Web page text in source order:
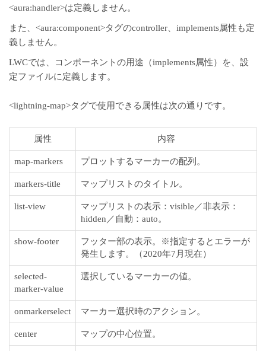
<aura:handler>は定義しません。
また、<aura:component>タグのcontroller、implements属性も定
義しません。
LWCでは、コンポーネントの用途（implements属性）を、設
定ファイルに定義します。
<lightning-map>タグで使用できる属性は次の通りです。
属性 内容
map-markers プロットするマーカーの配列。
markers-title マップリストのタイトル。
list-view
マップリストの表示：visible／非表示：
hidden／自動：auto。
show-footer
フッター部の表示。※指定するとエラーが
発生します。（2020年7月現在）
selected-
marker-value
選択しているマーカーの値。
onmarkerselect マーカー選択時のアクション。
center マップの中心位置。